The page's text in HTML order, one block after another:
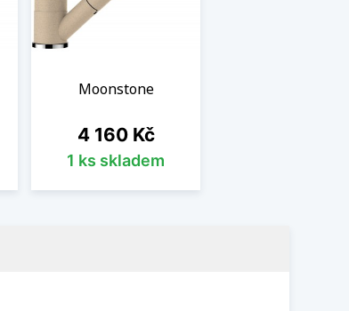
Moonstone
Cena
4 160 Kč
1 ks skladem